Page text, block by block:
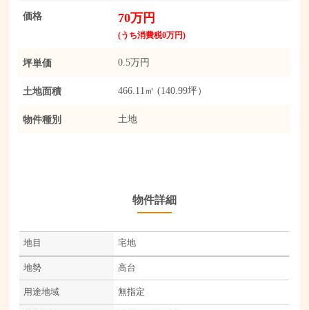
価格 70万円
(うち消費税0万円)
坪単価 0.5万円
土地面積 466.11㎡ (140.99坪）
物件種別 土地
物件詳細
地目 宅地
地勢 高台
用途地域 無指定